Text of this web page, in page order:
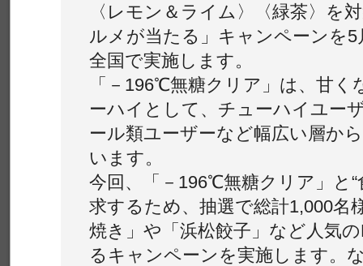
〈レモン＆ライム〉〈緑茶〉を
ルメが当たる」キャンペーンを5
全国で実施します。
「－196℃無糖クリア」は、甘
ーハイとして、チューハイユー
ール類ユーザーなど幅広い層か
います。
今回、「－196℃無糖クリア」と“
求するため、抽選で総計1,000名
焼き」や「浜松餃子」など人気
るキャンペーンを実施します。